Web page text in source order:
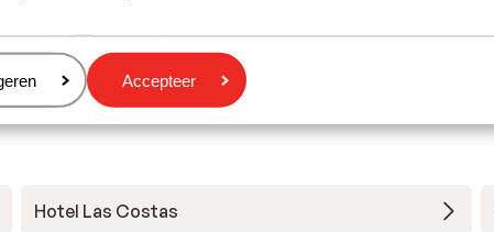
Accepteer
Hotel Las Costas